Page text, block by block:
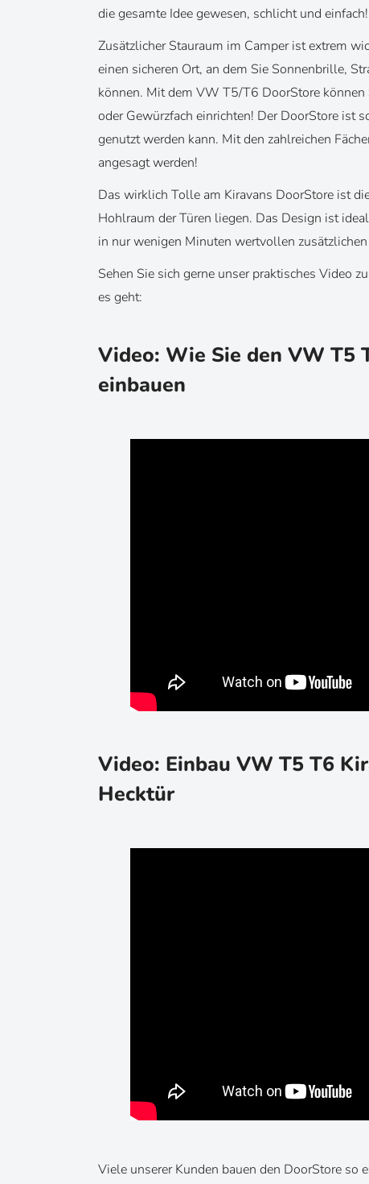
die gesamte Idee gewesen, schlicht und einfach!
Zusätzlicher Stauraum im Camper ist extrem
einen sicheren Ort, an dem Sie Sonnenbrille,
können. Mit dem VW T5/T6 DoorStore können
oder Gewürzfach einrichten! Der DoorStore ist
genutzt werden kann. Mit den zahlreichen
angesagt werden!
Das wirklich Tolle am Kiravans DoorStore ist
Hohlraum der Türen liegen. Das Design ist
in nur wenigen Minuten wertvollen
Sehen Sie sich gerne unser praktisches Video
es geht:
Video: Wie Sie den VW T5
einbauen
Video: Einbau VW T5 T6
Hecktür
Viele unserer Kunden bauen den DoorStore so